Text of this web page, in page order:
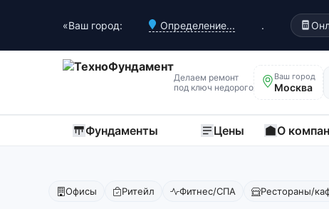
«Ваш город: Определение... .
Делаем ремонт
под ключ недорого
Ваш город
Москва
Фундаменты Цены О
Офисы Ритейл Фитнес/СПА Рестораны/